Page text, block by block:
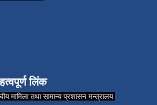
लिंक
मामिला तथा सामान्य प्रशासन मन्त्रालय